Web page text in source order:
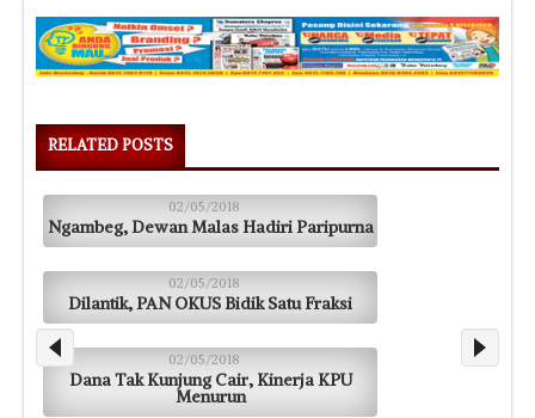
RELATED POSTS
02/05/2018
Ngambeg, Dewan Malas Hadiri Paripurna
02/05/2018
Dilantik, PAN OKUS Bidik Satu Fraksi
02/05/2018
Dana Tak Kunjung Cair, Kinerja KPU
Menurun